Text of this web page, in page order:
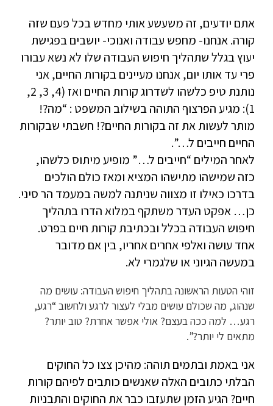
אתם יודעים, זה משעשע אותי מחדש בכל פעם שזה
קורה. אנחנו- מחפש עבודה ואנוכי- יושבים בפגישת
יעוץ בגלל שתהליך חיפוש העבודה שלו לא נשא עבורו
פרי עד אותו יום, אנחנו מעיינים בקורות החיים, אני
נותנת טיפ כלשהו לשדרוג קורות החיים ואז (4, 3, 2,
1): מגיע הפרצוף התוהה בשילוב המשפט : “מה?!
מותר לעשות את זה בקורות החיים?! חשבתי שבקורות
החיים חייבים ל…”.
לאחר המילים “חייבים ל…” מופיע מיתוס כלשהו,
כזה שמישהו מתישהו המציא ומאז כולם הולכים
בדרכו כאילו זו מצווה שניתנה למשה במעמד הר סיני.
כן… אפקט העדר משתקף במלוא הדרו בתהליך
חיפוש העבודה בכלל ובכתיבת קורות חיים בפרט.
אחד עושה ואלפי אחרים אחריו, בין אם מדובר
במעשה הגיוני או שלגמרי לא.
זוהי הטעות הראשונה בתהליך חיפוש העבודה: עושים מה
שנהוג, מה שכולם עושים מבלי לעצור לרגע ולחשוב “רגע,
רגע… למה ככה בעצם? אולי אפשר אחרת? טוב יותר?
מתאים לי יותר?”.
אני באמת ובתמים תוהה: מהיכן צצו כל החוקים
הבלתי כתובים האלה שאנשים כותבים לפיהם קורות
חיים? הגיע הזמן שתעזבו כבר את החוקים והתבניות